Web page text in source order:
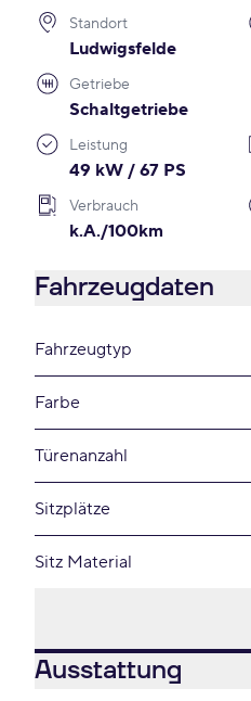
Standort
Ludwigsfelde
Getriebe
Schaltgetriebe
Leistung
49 kW / 67 PS
Verbrauch
k.A./100km
Fahrzeugdaten
Fahrzeugtyp
Farbe
Türenanzahl
Sitzplätze
Sitz Material
Ausstattung